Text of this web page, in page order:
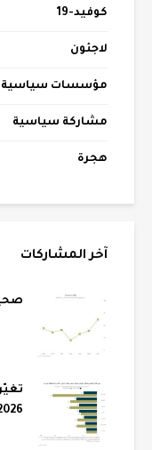
كوفيد-19
لاجئون
مؤسسات سياسية
مشاركة سياسية
هجرة
آخر المشاركات